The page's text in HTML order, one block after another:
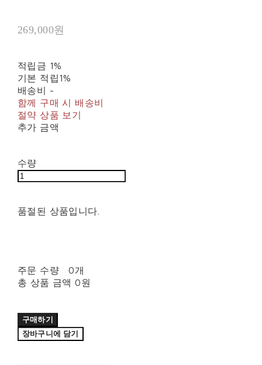
269,000원
적립금 1%
기본 적립1%
배송비 -
함께 구매 시 배송비
절약 상품 보기
추가 금액
수량
품절된 상품입니다.
주문 수량
0개
총 상품 금액 0원
구매하기
장바구니에 담기